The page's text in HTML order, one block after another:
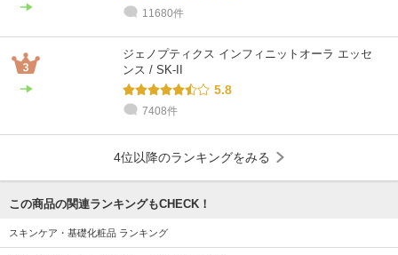
11680件
ジェノプティクス インフィニットオーラ エッセ
ンス / SK-II
5.8
7408件
4位以降のランキングをみる
この商品の関連ランキングもCHECK！
スキンケア・基礎化粧品 ランキング